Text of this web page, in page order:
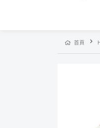
首頁